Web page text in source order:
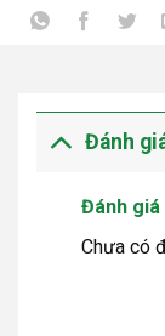
Đánh
Đánh giá
Chưa có